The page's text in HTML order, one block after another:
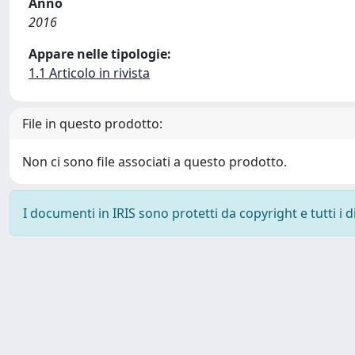
2016
Appare nelle tipologie:
1.1 Articolo in rivista
File in questo prodotto:
Non ci sono file associati a questo prodotto.
I documenti in IRIS sono protetti da copyright e tutti i